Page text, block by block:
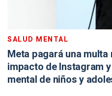
SALUD MENTAL
Meta pagará una
impacto de Instagram
mental de niños y